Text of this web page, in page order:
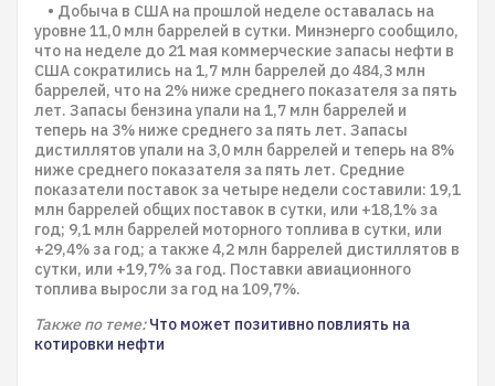
• Добыча в США на прошлой неделе оставалась на
уровне 11,0 млн баррелей в сутки. Минэнерго сообщило,
что на неделе до 21 мая коммерческие запасы нефти в
США сократились на 1,7 млн баррелей до 484,3 млн
баррелей, что на 2% ниже среднего показателя за пять
лет. Запасы бензина упали на 1,7 млн баррелей и
теперь на 3% ниже среднего за пять лет. Запасы
дистиллятов упали на 3,0 млн баррелей и теперь на 8%
ниже среднего показателя за пять лет. Средние
показатели поставок за четыре недели составили: 19,1
млн баррелей общих поставок в сутки, или +18,1% за
год; 9,1 млн баррелей моторного топлива в сутки, или
+29,4% за год; а также 4,2 млн баррелей дистиллятов в
сутки, или +19,7% за год. Поставки авиационного
топлива выросли за год на 109,7%.
Также по теме:Что может позитивно повлиять на
котировки нефти